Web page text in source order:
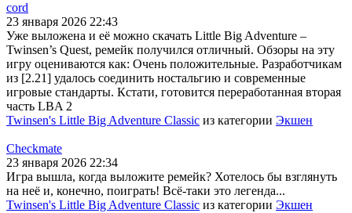
cord
23 января 2026 22:43
Уже выложена и её можно скачать Little Big Adventure –
Twinsen’s Quest, ремейк получился отличный. Обзоры на эту
игру оцениваются как: Очень положительные. Разработчикам
из [2.21] удалось соединить ностальгию и современные
игровые стандарты. Кстати, готовится переработанная вторая
часть LBA 2
Twinsen's Little Big Adventure Classic из категории Экшен
Checkmate
23 января 2026 22:34
Игра вышла, когда выложите ремейк? Хотелось бы взглянуть
на неё и, конечно, поиграть! Всё-таки это легенда...
Twinsen's Little Big Adventure Classic из категории Экшен